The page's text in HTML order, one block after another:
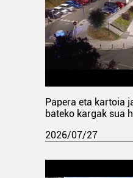
Papera eta kartoia
bateko kargak sua
2026/07/27